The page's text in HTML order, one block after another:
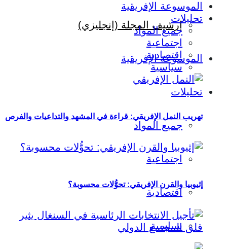
إرشيف المجلة (إنجليزي)
الموسوعة الإفريقية
تحليلات
جميع المواد
اجتماعية
اقتصادية
سياسية
الموسوعة الإفريقية
تحليلات
جميع المواد
اجتماعية
اقتصادية
سياسية
تهريب النمل الإفريقي: قراءة في المشهد والتداعيات والفرص
إثيوبيا والقرن الإفريقي: تحوُّلات محسوبة؟